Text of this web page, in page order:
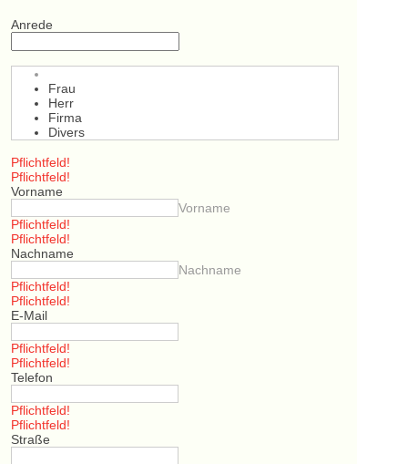
Anrede
Frau
Herr
Firma
Divers
Pflichtfeld!
Pflichtfeld!
Vorname
Vorname
Pflichtfeld!
Pflichtfeld!
Nachname
Nachname
Pflichtfeld!
Pflichtfeld!
E-Mail
Pflichtfeld!
Pflichtfeld!
Telefon
Pflichtfeld!
Pflichtfeld!
Straße